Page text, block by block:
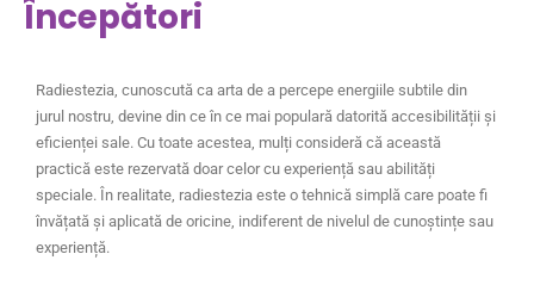
Începători
Radiestezia, cunoscută ca arta de a percepe energiile subtile din
jurul nostru, devine din ce în ce mai populară datorită accesibilității și
eficienței sale. Cu toate acestea, mulți consideră că această
practică este rezervată doar celor cu experiență sau abilități
speciale. În realitate, radiestezia este o tehnică simplă care poate fi
învățată și aplicată de oricine, indiferent de nivelul de cunoștințe sau
experiență.